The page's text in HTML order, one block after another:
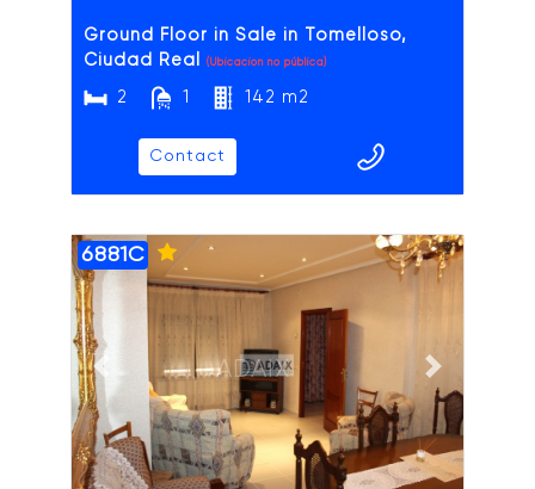
Ground Floor in Sale in Tomelloso,
Ciudad Real
(Ubicación no pública)
2 142 m2
Contact
Previous slide Next slide
ADAIX
6881C